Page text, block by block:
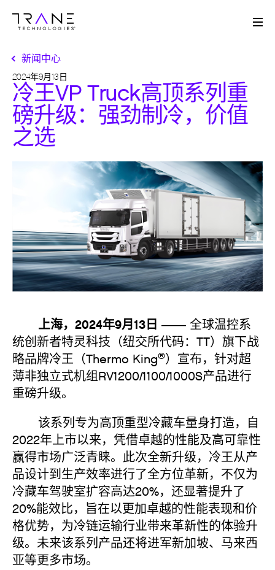
新闻中心
2024年9月13日
冷王VP Truck高顶系列重
磅升级：强劲制冷，价值
之选
上海，2024年9月13日 —— 全球温控系
统创新者特灵科技（纽交所代码：TT）旗下战
略品牌冷王（Thermo King®）宣布，针对超
薄非独立式机组RV1200/1100/1000S产品进行
重磅升级。
该系列专为高顶重型冷藏车量身打造，自
2022年上市以来，凭借卓越的性能及高可靠性
赢得市场广泛青睐。此次全新升级，冷王从产
品设计到生产效率进行了全方位革新，不仅为
冷藏车驾驶室扩容高达20%，还显著提升了
20%能效比，旨在以更加卓越的性能表现和价
格优势，为冷链运输行业带来革新性的体验升
级。未来该系列产品还将进军新加坡、马来西
亚等更多市场。